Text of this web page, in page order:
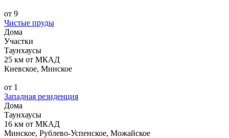
от 9
Чистые пруды
Дома
Участки
Таунхаусы
25 км от МКАД
Киевское, Минское
от 1
Западная резиденция
Дома
Таунхаусы
16 км от МКАД
Минское, Рублево-Успенское, Можайское